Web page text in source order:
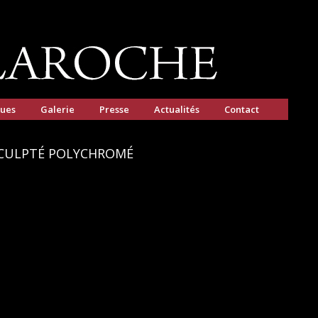
Galerie Presse Actualités Contact
POLYCHROMÉ